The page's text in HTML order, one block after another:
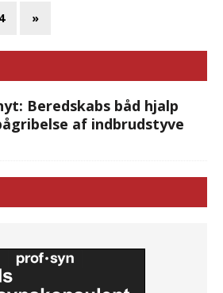
4 »
Beredskabs båd hjalp
af indbrudstyve